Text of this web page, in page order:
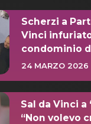
Scherzi a
Vinci
condominio
24 MARZO 2026
Sal da Vinci a
“Non volevo